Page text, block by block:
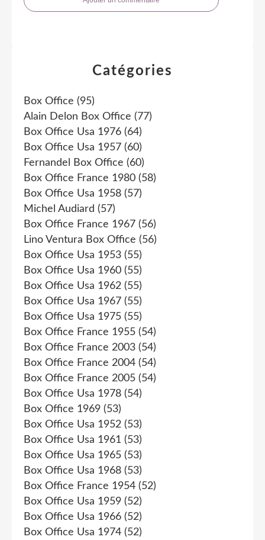
Catégories
Box Office (95)
Alain Delon Box Office (77)
Box Office Usa 1976 (64)
Box Office Usa 1957 (60)
Fernandel Box Office (60)
Box Office France 1980 (58)
Box Office Usa 1958 (57)
Michel Audiard (57)
Box Office France 1967 (56)
Lino Ventura Box Office (56)
Box Office Usa 1953 (55)
Box Office Usa 1960 (55)
Box Office Usa 1962 (55)
Box Office Usa 1967 (55)
Box Office Usa 1975 (55)
Box Office France 1955 (54)
Box Office France 2003 (54)
Box Office France 2004 (54)
Box Office France 2005 (54)
Box Office Usa 1978 (54)
Box Office 1969 (53)
Box Office Usa 1952 (53)
Box Office Usa 1961 (53)
Box Office Usa 1965 (53)
Box Office Usa 1968 (53)
Box Office France 1954 (52)
Box Office Usa 1959 (52)
Box Office Usa 1966 (52)
Box Office Usa 1974 (52)